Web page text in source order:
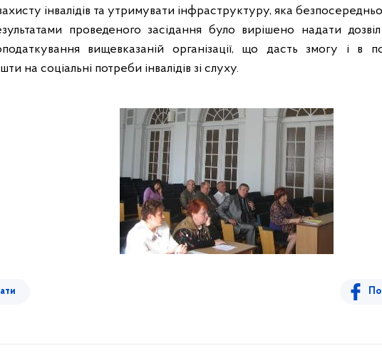
інвалідів та утримувати інфраструктуру, яка безпосередньо
проведеного засідання було вирішено надати
вищевказаній організації, що дасть змогу і в
на соціальні потреби інвалідів зі слуху.